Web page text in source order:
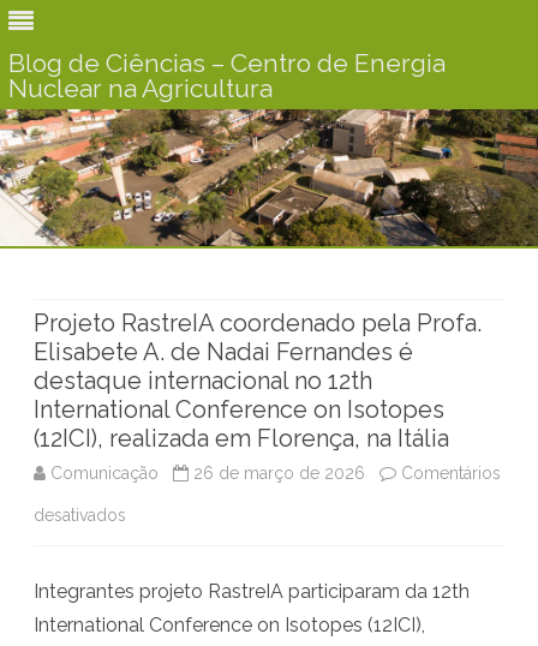
Blog de Ciências – Centro de Energia
Nuclear na Agricultura
Projeto RastreIA coordenado pela Profa.
Elisabete A. de Nadai Fernandes é
destaque internacional no 12th
International Conference on Isotopes
(12ICI), realizada em Florença, na Itália
Comunicação 26 de março de 2026 Comentários
desativados
P
Integrantes projeto RastreIA participaram da 12th
International Conference on Isotopes (12ICI),